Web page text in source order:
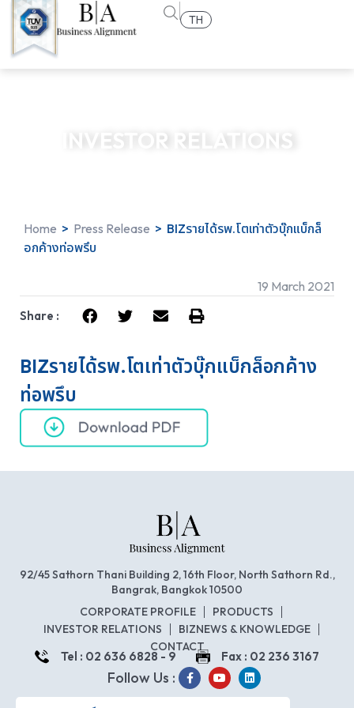
TH
INVESTOR RELATIONS
Home > Press Release > BIZรายได้รพ.โตเท่าตัวบุ๊กแบ็กล็
อกค้างท่อพรึบ
19 March 2021
Share :
BIZรายได้รพ.โตเท่าตัวบุ๊กแบ็กล็อกค้าง
ท่อพรึบ
92/45 Sathorn Thani Building 2, 16th Floor, North Sathorn Rd.,
Bangrak, Bangkok 10500
CORPORATE PROFILE
PRODUCTS
INVESTOR RELATIONS
BIZNEWS & KNOWLEDGE
CONTACT
Tel : 02 636 6828 - 9 Fax : 02 236 3167
Follow Us :